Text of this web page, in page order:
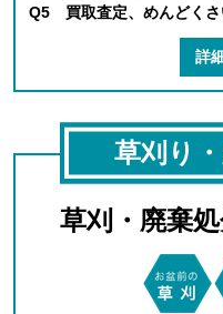
Q5 買取査定、めんどくさ
詳
草刈り
草刈・廃棄